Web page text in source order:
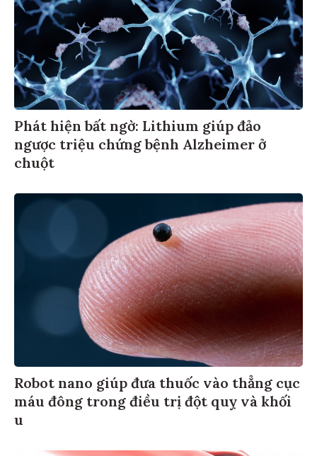
Phát hiện bất ngờ: Lithium giúp đảo
ngược triệu chứng bệnh Alzheimer ở
chuột
Robot nano giúp đưa thuốc vào thẳng cục
máu đông trong điều trị đột quỵ và khối
u